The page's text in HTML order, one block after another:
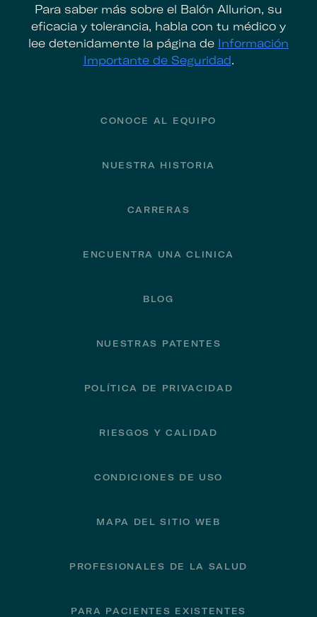
Para saber más sobre el Balón Allurion, su
eficacia y tolerancia, habla con tu médico y
lee detenidamente la página de Información
Importante de Seguridad.
FooterCONOCE AL EQUIPO
NUESTRA HISTORIA
CARRERAS
ENCUENTRA UNA CLINICA
BLOG
NUESTRAS PATENTES
POLÍTICA DE PRIVACIDAD
RIESGOS Y CALIDAD
CONDICIONES DE USO
MAPA DEL SITIO WEB
PROFESIONALES DE LA SALUD
PARA PACIENTES EXISTENTES